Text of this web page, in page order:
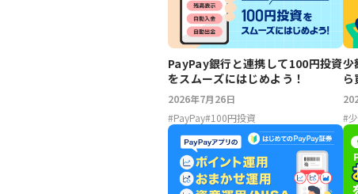
PayPay銀行と連携して100円投資
をスムーズにはじめよう！
2026年7月26日
#PayPay#100円投資
少
ど
#